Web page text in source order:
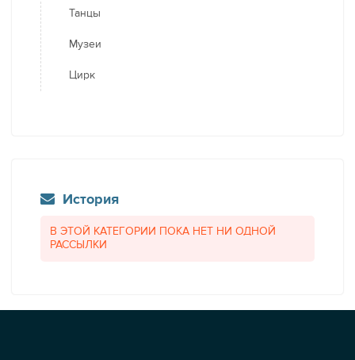
Танцы
Музеи
Цирк
История
В ЭТОЙ КАТЕГОРИИ ПОКА НЕТ НИ ОДНОЙ
РАССЫЛКИ